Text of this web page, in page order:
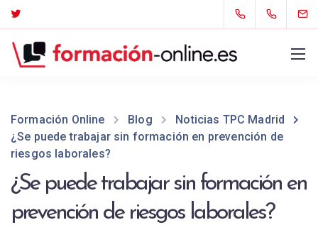
Formación Online Blog
Noticias TPC Madrid
¿Se puede trabajar sin formación en prevención de
riesgos laborales?
¿Se puede trabajar sin formación en
prevención de riesgos laborales?